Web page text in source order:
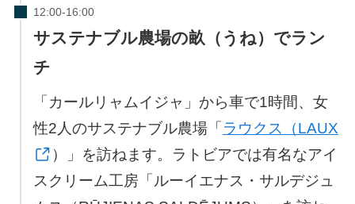
サステナブル農場の畝（うね）でラン
チ
「カールリャムイジャ」から車で1時間、女
性2人のサステナブル農場「 ラウクス（LAUX
）」を訪ねます。ラトビアでは有名なアイ
スクリーム工房「ルーイエナス・サルデジュ